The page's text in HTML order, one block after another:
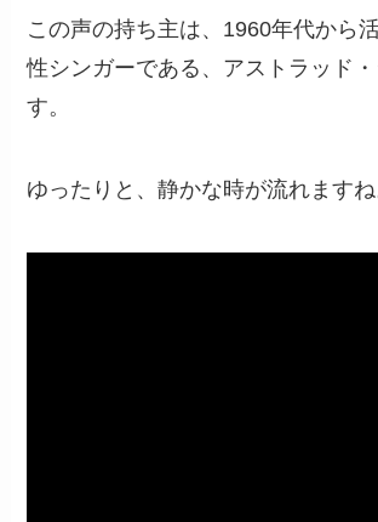
この声の持ち主は、1960年代から
性シンガーである、アストラッド
す。
ゆったりと、静かな時が流れますね